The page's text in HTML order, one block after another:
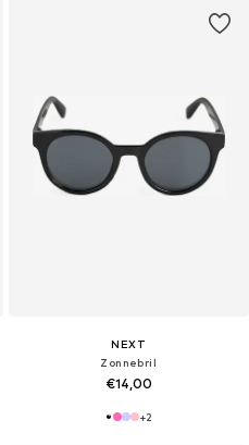
NEXT
Zonnebril
€14,00
+2